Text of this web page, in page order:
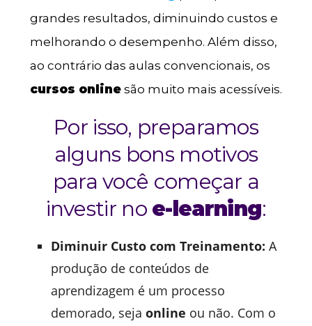
grandes resultados, diminuindo custos e
melhorando o desempenho. Além disso,
ao contrário das aulas convencionais, os
cursos onlinesão muito mais acessíveis.
Por isso, preparamos
alguns bons motivos
para você começar a
investir no e-learning:
Diminuir Custo com Treinamento: A
produção de conteúdos de
aprendizagem é um processo
demorado, seja online ou não. Com o